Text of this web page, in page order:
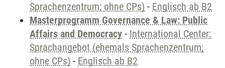
Sprachenzentrum; ohne CPs) - Englisch ab B2
Masterprogramm Governance & Law: Public
Affairs and Democracy - International Center:
Sprachangebot (ehemals Sprachenzentrum;
ohne CPs) - Englisch ab B2